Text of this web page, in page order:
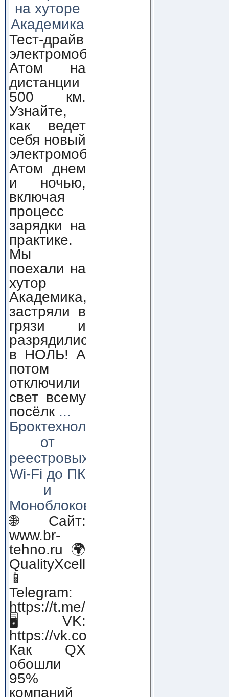
на хуторе
Академика
Тест-драйв
электромобиля
Атом на
дистанции
500 км.
Узнайте,
как ведет
себя новый
электромобиль
Атом днем
и ночью,
включая
процесс
зарядки на
практике.
Мы
поехали на
хутор
Академика,
застряли в
грязи и
разрядились
в НОЛЬ! А
потом
отключили
свет всему
посёлк ...
Броктехнолоджи:
от
реестровых
Wi-Fi до ПК
и
Моноблоков!
🌐 Сайт:
www.br-
tehno.ru 🌍
QualityXcellence.ru
📱
Telegram:
https://t.me/qx_lab_IT
🖥 VK:
https://vk.com/qualityxcellenc
Как QX
обошли
95%
компаний